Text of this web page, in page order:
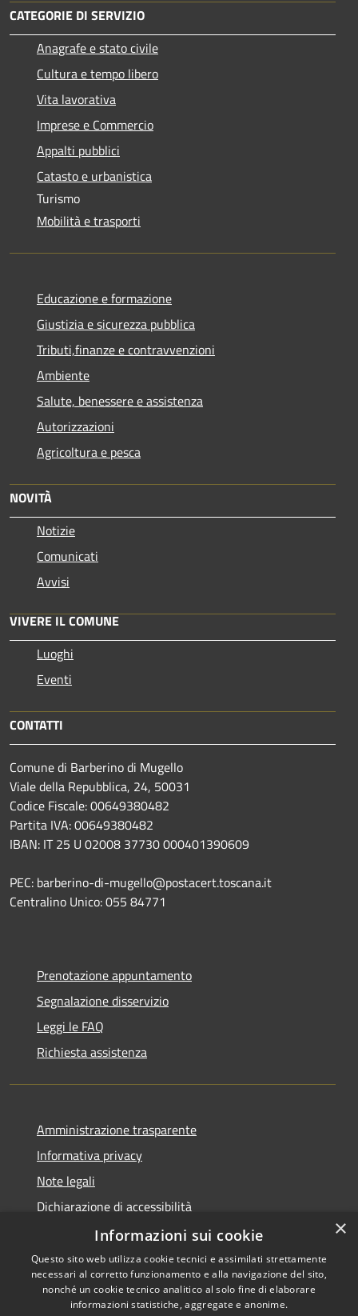
CATEGORIE DI SERVIZIO
Anagrafe e stato civile
Cultura e tempo libero
Vita lavorativa
Imprese e Commercio
Appalti pubblici
Catasto e urbanistica
Turismo
Mobilità e trasporti
Educazione e formazione
Giustizia e sicurezza pubblica
Tributi,finanze e contravvenzioni
Ambiente
Salute, benessere e assistenza
Autorizzazioni
Agricoltura e pesca
NOVITÀ
Notizie
Comunicati
Avvisi
VIVERE IL COMUNE
Luoghi
Eventi
CONTATTI
Comune di Barberino di Mugello
Viale della Repubblica, 24, 50031
Codice Fiscale: 00649380482
Partita IVA: 00649380482
IBAN: IT 25 U 02008 37730 000401390609
PEC: barberino-di-mugello@postacert.toscana.it
Centralino Unico: 055 84771
Prenotazione appuntamento
Segnalazione disservizio
Leggi le FAQ
Richiesta assistenza
Amministrazione trasparente
Informativa privacy
Note legali
Dichiarazione di accessibilità
Accessibilità
Copyright © 2026 • Comune di
Barberino di Mugello •
×
Informazioni sui cookie
Questo sito web utilizza cookie tecnici e assimilati strettamente
necessari al corretto funzionamento e alla navigazione del sito,
nonché un cookie tecnico analitico al solo fine di elaborare
informazioni statistiche, aggregate e anonime.